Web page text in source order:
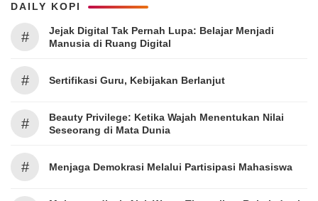
DAILY KOPI
#
Jejak Digital Tak Pernah Lupa: Belajar Menjadi
Manusia di Ruang Digital
# Sertifikasi Guru, Kebijakan Berlanjut
#
Beauty Privilege: Ketika Wajah Menentukan Nilai
Seseorang di Mata Dunia
# Menjaga Demokrasi Melalui Partisipasi Mahasiswa